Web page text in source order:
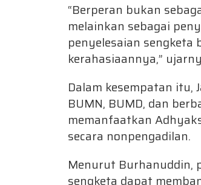
“Berperan bukan
melainkan sebagai
penyelesaian
kerahasiaannya,”
Dalam kesempatan itu,
BUMN, BUMD, dan
memanfaatkan
secara nonpengadilan.
Menurut Burhanuddin,
sengketa dapat